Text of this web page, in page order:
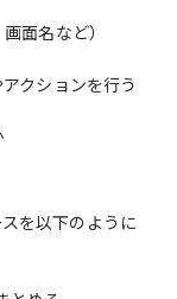
面名など）
クションを行う
を以下のように